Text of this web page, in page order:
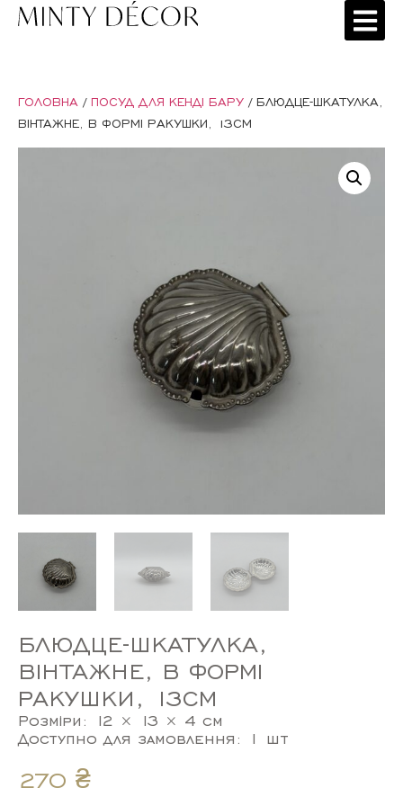
ГОЛОВНА / ПОСУД ДЛЯ КЕНДІ БАРУ / БЛЮДЦЕ-ШКАТУЛКА,
ВІНТАЖНЕ, В ФОРМІ РАКУШКИ, 13СМ
БЛЮДЦЕ-ШКАТУЛКА,
ВІНТАЖНЕ, В ФОРМІ
РАКУШКИ, 13СМ
Розміри: 12 × 13 × 4 см
Доступно для замовлення: 1 шт
270 ₴